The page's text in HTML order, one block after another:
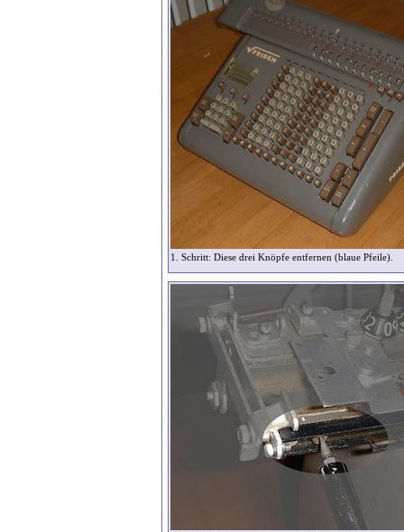
1. Schritt: Diese drei Knöpfe entfernen (blaue Pfeile).